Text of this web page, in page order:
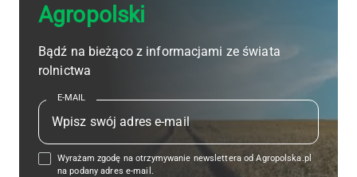
Agropolski
Bądź na bieżąco z informacjami ze świata
rolnictwa
E-MAIL
Wyrażam zgodę na otrzymywanie newslettera od Agropolska.pl
na podany adres e-mail.